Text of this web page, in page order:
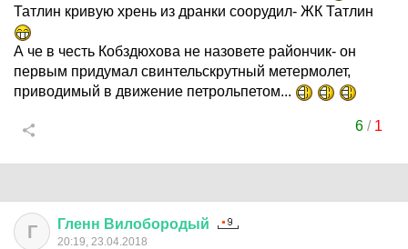
Татлин кривую хрень из дранки соорудил- ЖК Татлин
А че в честь Кобздюхова не назовете райончик- он
первым придумал свинтельскрутный метермолет,
приводимый в движение петрольпетом...
6/ 1
Г Гленн Вилобородый
20:19, 23.04.2018